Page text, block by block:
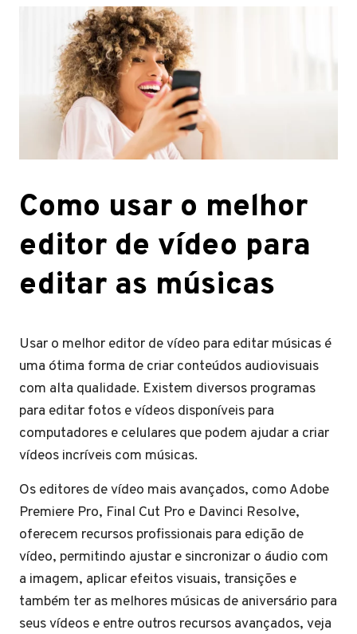
Como usar o melhor
editor de vídeo para
editar as músicas
Usar o melhor editor de vídeo para editar músicas é
uma ótima forma de criar conteúdos audiovisuais
com alta qualidade. Existem diversos programas
para editar fotos e vídeos disponíveis para
computadores e celulares que podem ajudar a criar
vídeos incríveis com músicas.
Os editores de vídeo mais avançados, como Adobe
Premiere Pro, Final Cut Pro e Davinci Resolve,
oferecem recursos profissionais para edição de
vídeo, permitindo ajustar e sincronizar o áudio com
a imagem, aplicar efeitos visuais, transições e
também ter as melhores músicas de aniversário para
seus vídeos e entre outros recursos avançados, veja